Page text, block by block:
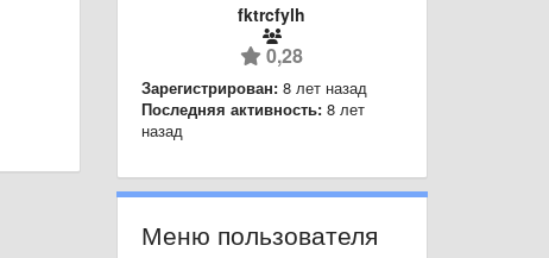
fktrcfylh
0,28
Зарегистрирован: 8 лет назад
Последняя активность: 8 лет
назад
Меню пользователя